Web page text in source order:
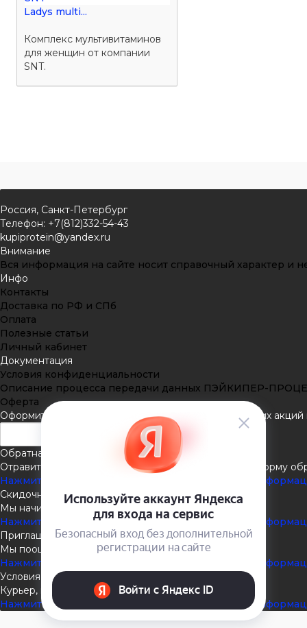
Ladys multi...
Комплекс мультивитаминов
для женщин от компании
SNT.
Россия, Санкт-Петербург
Телефон: +7(812)332-54-43
kupiprotein@yandex.ru
Внимание
Вся информация на сайте носит справочный характер и
Инфо
Контакты
Доставка по РФ и СПб
Оплата
Полезные статьи
Личный кабинет
Документация
Условия конфиденциальности
Описание процесса передачи данных ПЭЙКИПЕР-
Оферта
Оформить подписку
Подпишитесь на рассылку наших
Обратная связь
Отравить нам сообщение или задать вопрос через форму
Нажмите здесь для получения дополнительной
Скидочная система
Мы начисляем кэшбэк с покупок
Нажмите здесь для получения дополнительной
Приглашаем к партнёрству
Мы поощеряем наших партнёров
Нажмите здесь для получения дополнительной
Условия доставки
Курьер, пункты выдачи, Почта России
Нажмите здесь для получения дополнительной